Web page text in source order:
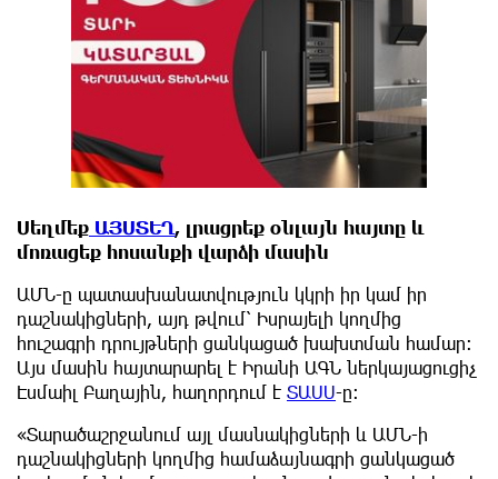
Սեղմեք ԱՅՍՏԵՂ, լրացրեք օնլայն հայտը և
մոռացեք հոսանքի վարձի մասին
ԱՄՆ-ը պատասխանատվություն կկրի իր կամ իր
դաշնակիցների, այդ թվում՝ Իսրայելի կողմից
հուշագրի դրույթների ցանկացած խախտման համար։
Այս մասին հայտարարել է Իրանի ԱԳՆ ներկայացուցիչ
Էսմաիլ Բաղային, հաղորդում է ՏԱՍՍ-ը:
«Տարածաշրջանում այլ մասնակիցների և ԱՄՆ-ի
դաշնակիցների կողմից համաձայնագրի ցանկացած